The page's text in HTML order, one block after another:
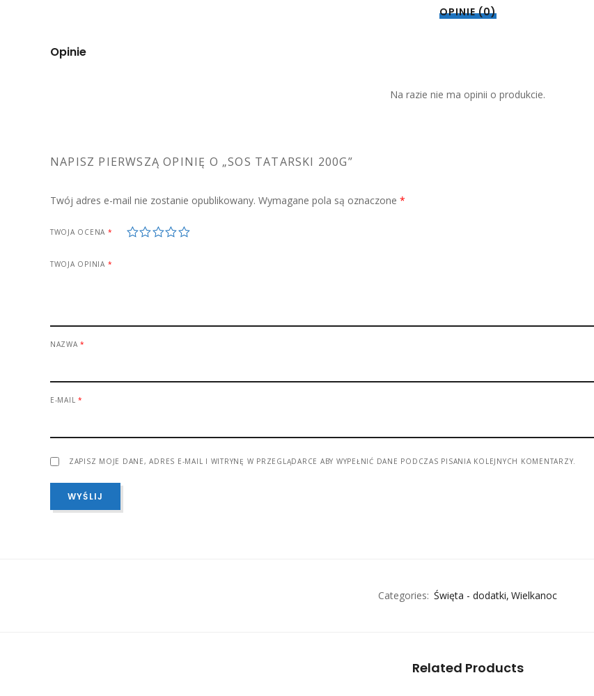
OPINIE (0)
Opinie
Na razie nie ma opinii o produkcie.
NAPISZ PIERWSZĄ OPINIĘ O „SOS TATARSKI 200G”
Twój adres e-mail nie zostanie opublikowany. Wymagane pola są oznaczone *
TWOJA OCENA * 1 2 3 4 5
TWOJA OPINIA *
NAZWA*
E-MAIL*
ZAPISZ MOJE DANE, ADRES E-MAIL I WITRYNĘ W PRZEGLĄDARCE ABY WYPEŁNIĆ DANE PODCZAS PISANIA KOLEJNYCH KOMENTARZY.
Categories: Święta - dodatki Wielkanoc
Related Products